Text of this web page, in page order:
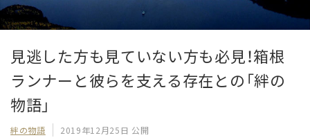
見逃した方も見ていない方も必見！箱根
ランナーと彼らを支える存在との「絆の
物語」
絆の物語 2019年12月25日 公開